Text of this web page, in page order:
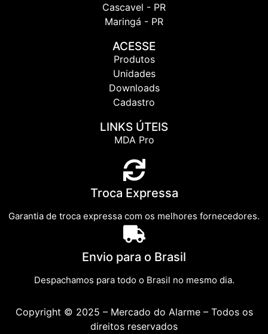
Cascavel - PR
Maringá - PR
ACESSE
Produtos
Unidades
Downloads
Cadastro
LINKS ÚTEIS
MDA Pro
Troca Expressa
Garantia de troca expressa com os melhores fornecedores.
Envio para o Brasil
Despachamos para todo o Brasil no mesmo dia.
Copyright © 2025 – Mercado do Alarme – Todos os
direitos reservados